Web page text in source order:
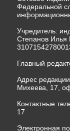
Федеральной
Учредитель:
Степанов
Главный
Адрес
Михеева, 17,
Контактные
17
Электронная